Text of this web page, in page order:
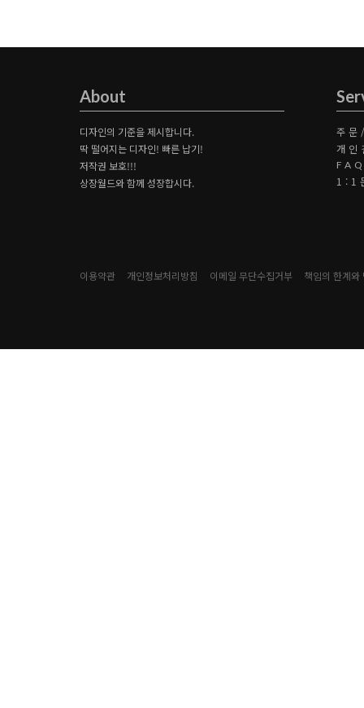
About
디자인의 기준을 제시합니다.
딱 떨어지는 디자인! 빠른 납기!
저작권 보호!!!
상장월드와 함께 성장합시다.
주
개인
1:1
이용약관 개인정보처리방침 이메일 무단수집거부 책임의 한계와